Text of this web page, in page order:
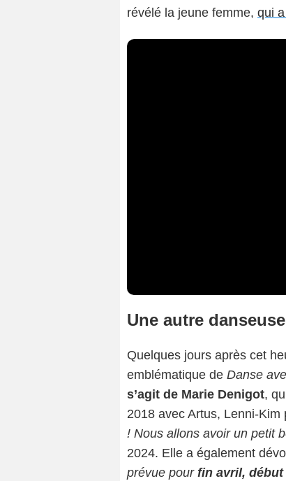
révélé la jeune femme, qui
Une autre
Quelques jours après cet
emblématique de Danse
s’agit de Marie Denigot,
2018 avec Artus, Lenni-
! Nous allons avoir un petit
2024. Elle a également
prévue pour fin avril, début